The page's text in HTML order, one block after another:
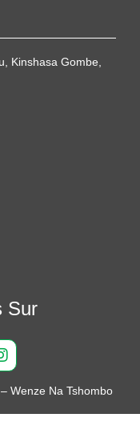
Kinshasa Gombe,
Sur
Wenze Na Tshombo